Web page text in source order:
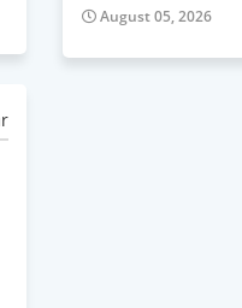
August 05, 2026